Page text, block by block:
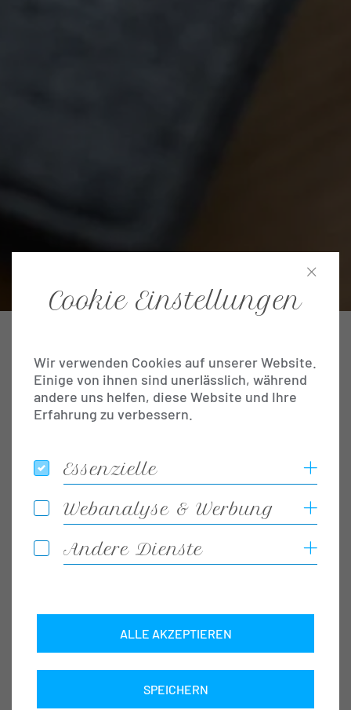
Jetzt online
reservieren
Cookie Einstellungen
Wir verwenden Cookies auf unserer Website.
Einige von ihnen sind unerlässlich, während
andere uns helfen, diese Website und Ihre
Erfahrung zu verbessern.
Essenzielle
Essenzielle
Webanalyse & Werbung
Webanalyse & Werbung
Andere Dienste
Andere Dienste
ALLE AKZEPTIEREN
SPEICHERN